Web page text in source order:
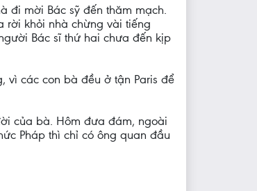
đi mời Bác sỹ đến thăm mạch.
rời khỏi nhà chừng vài tiếng
Bác sĩ thứ hai chưa đến kịp
vì các con bà đều ở tận Paris để
của bà. Hôm đưa đám, ngoài
Pháp thì chỉ có ông quan đầu